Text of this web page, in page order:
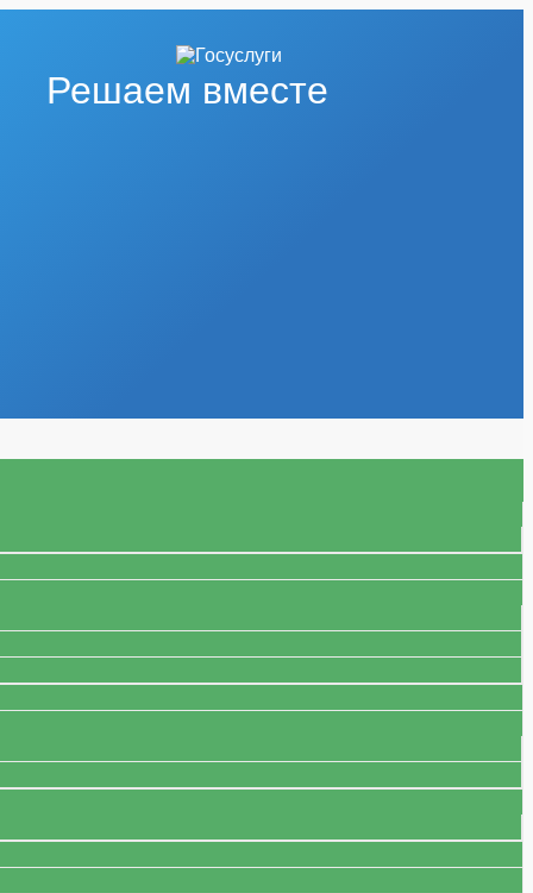
Решаем вместе